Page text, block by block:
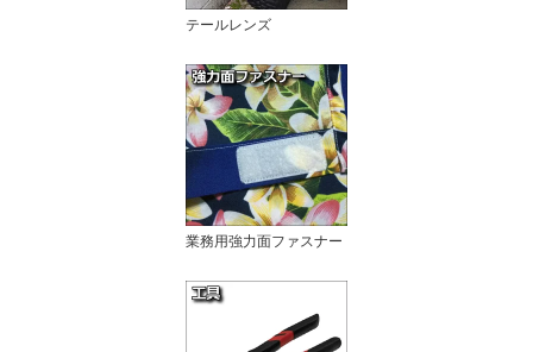
テールレンズ
業務用強力面ファスナー